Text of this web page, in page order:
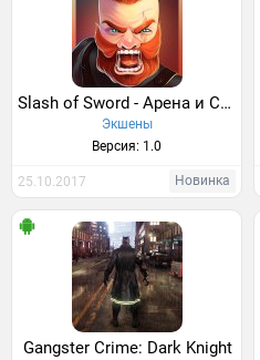
Slash of Sword - Арена и Сражения
Экшены
Версия: 1.0
25.10.2017 Новинка
Gangster Crime: Dark Knight